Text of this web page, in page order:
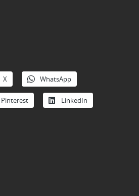
X WhatsApp
Pinterest LinkedIn